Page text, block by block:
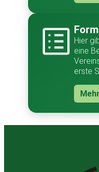
Hier
eine
erste